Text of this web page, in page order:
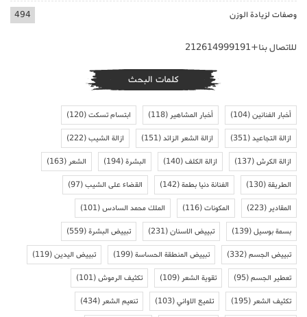
وصفات لزيادة الوزن 494
للاتصال بنا+212614999191
كلمات البحث
أخبار الفنانين(104) أخبار المشاهير(118) ابتسام تسكت(120)
ازالة التجاعيد(351) ازالة الشعر الزائد(151) ازالة الشيب(222)
ازالة الكرش(137) ازالة الكلف(140) البشرة(194) الشعر(163)
الطريقة(130) الفنانة دنيا بطمة(142) القضاء على الشيب(97)
المقادير(223) المكونات(116) الملك محمد السادس(101)
بسمة بوسيل(139) تبييض الاسنان(231) تبييض البشرة(559)
تبييض الجسم(332) تبييض المنطقة الحساسة(199) تبييض اليدين(119)
تعطير الجسم(95) تقوية الشعر(109) تكثيف الرموش(101)
تكثيف الشعر(195) تلميع الاواني(103) تنعيم الشعر(434)